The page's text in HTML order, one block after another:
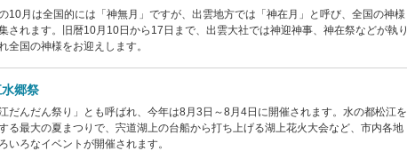
10月は全国的には「神無月」ですが、出雲地方では「神在月」と呼び、全国の神様
されます。旧暦10月10日から17日まで、出雲大社では神迎神事、神在祭などが執り
全国の神様をお迎えします。
郷祭
江だんだん祭り」とも呼ばれ、今年は8月3日～8月4日に開催されます。水の都松江を
る最大の夏まつりで、宍道湖上の台船から打ち上げる湖上花火大会など、市内各地
いろなイベントが開催されます。